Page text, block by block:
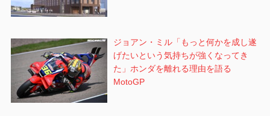
ジョアン・ミル「もっと何かを成し遂
げたいという気持ちが強くなってき
た」ホンダを離れる理由を語る
MotoGP